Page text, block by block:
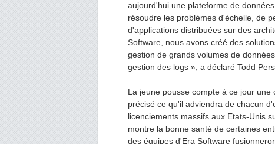
aujourd'hui une plateforme de
résoudre les problèmes d'échelle, de
d'applications distribuées sur des
Software, nous avons créé des
gestion de grands volumes de
gestion des logs », a déclaré Todd
La jeune pousse compte à ce jour
précisé ce qu'il adviendra de chacun
licenciements massifs aux Etats-Unis
montre la bonne santé de certaines
des équipes d'Era Software